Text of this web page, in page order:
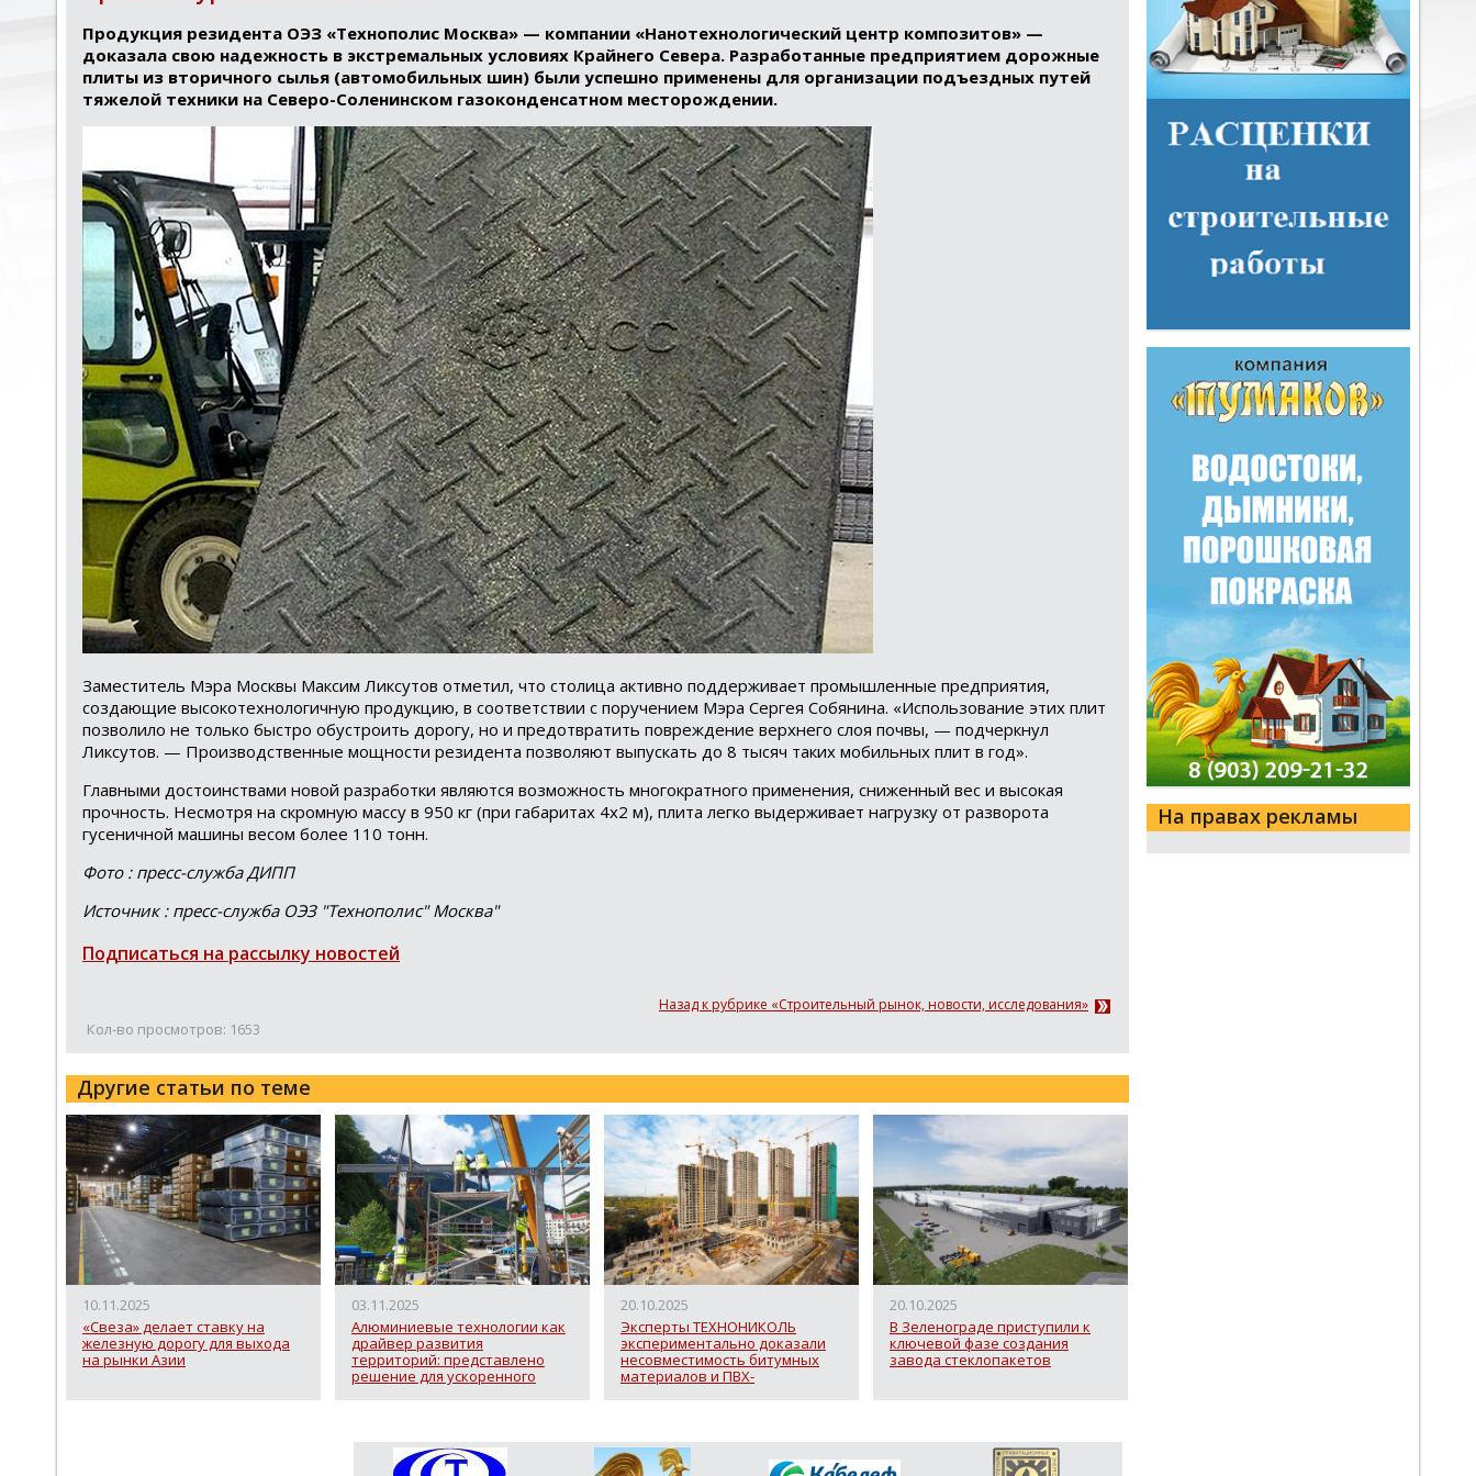
Продукция резидента ОЭЗ «Технополис Москва» — компании «Нанотехнологический центр композитов» —
доказала свою надежность в экстремальных условиях Крайнего Севера. Разработанные предприятием дорожные
плиты из вторичного сылья (автомобильных шин) были успешно применены для организации подъездных путей
тяжелой техники на Северо-Соленинском газоконденсатном месторождении.
Заместитель Мэра Москвы Максим Ликсутов отметил, что столица активно поддерживает промышленные предприятия,
создающие высокотехнологичную продукцию, в соответствии с поручением Мэра Сергея Собянина. «Использование этих плит
позволило не только быстро обустроить дорогу, но и предотвратить повреждение верхнего слоя почвы, — подчеркнул
Ликсутов. — Производственные мощности резидента позволяют выпускать до 8 тысяч таких мобильных плит в год».
Главными достоинствами новой разработки являются возможность многократного применения, сниженный вес и высокая
прочность. Несмотря на скромную массу в 950 кг (при габаритах 4х2 м), плита легко выдерживает нагрузку от разворота
гусеничной машины весом более 110 тонн.
Фото : пресс-служба ДИПП
Источник : пресс-служба ОЭЗ "Технополис" Москва"
Подписаться на рассылку новостей
Назад к рубрике «Строительный рынок, новости, исследования»
Кол-во просмотров: 1653
Другие статьи по теме
10.11.2025
«Свеза» делает ставку на
железную дорогу для выхода
на рынки Азии
03.11.2025
Алюминиевые технологии как
драйвер развития
территорий: представлено
решение для ускоренного
20.10.2025
Эксперты ТЕХНОНИКОЛЬ
экспериментально доказали
несовместимость битумных
материалов и ПВХ-
20.10.2025
В Зеленограде приступили к
ключевой фазе создания
завода стеклопакетов
На правах рекламы